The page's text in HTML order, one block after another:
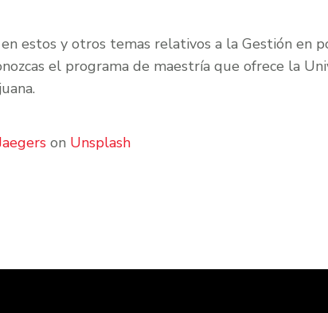
en estos y otros temas relativos a la Gestión en
el programa de maestría que ofrece la
on Unsplash